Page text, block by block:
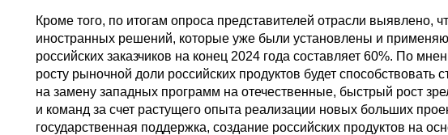
Кроме того, по итогам опроса представителей отрасли выявлено,
иностранных решений, которые уже были установлены и
российских заказчиков на конец 2024 года составляет 60%. По
росту рыночной доли российских продуктов будет способствовать
на замену западных программ на отечественные, быстрый рост
и команд за счет растущего опыта реализации новых больших
государственная поддержка, создание российских продуктов на